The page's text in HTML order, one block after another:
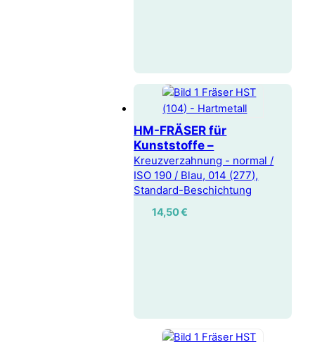
HM-FRÄSER für
Kunststoffe –
Kreuzverzahnung - normal /
ISO 190 / Blau, 014 (277),
Standard-Beschichtung
14,50€